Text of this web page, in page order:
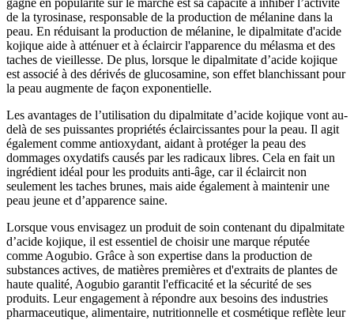
gagné en popularité sur le marché est sa capacité à inhiber l’activité
de la tyrosinase, responsable de la production de mélanine dans la
peau. En réduisant la production de mélanine, le dipalmitate d'acide
kojique aide à atténuer et à éclaircir l'apparence du mélasma et des
taches de vieillesse. De plus, lorsque le dipalmitate d’acide kojique
est associé à des dérivés de glucosamine, son effet blanchissant pour
la peau augmente de façon exponentielle.
Les avantages de l’utilisation du dipalmitate d’acide kojique vont au-
delà de ses puissantes propriétés éclaircissantes pour la peau. Il agit
également comme antioxydant, aidant à protéger la peau des
dommages oxydatifs causés par les radicaux libres. Cela en fait un
ingrédient idéal pour les produits anti-âge, car il éclaircit non
seulement les taches brunes, mais aide également à maintenir une
peau jeune et d’apparence saine.
Lorsque vous envisagez un produit de soin contenant du dipalmitate
d’acide kojique, il est essentiel de choisir une marque réputée
comme Aogubio. Grâce à son expertise dans la production de
substances actives, de matières premières et d'extraits de plantes de
haute qualité, Aogubio garantit l'efficacité et la sécurité de ses
produits. Leur engagement à répondre aux besoins des industries
pharmaceutique, alimentaire, nutritionnelle et cosmétique reflète leur